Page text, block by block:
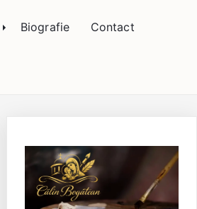
Biografie Contact